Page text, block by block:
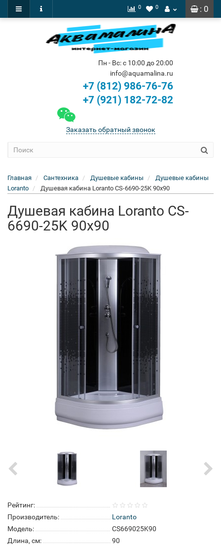
: 0
0 0
Пн - Вс: с 10:00 до 20:00
info@aquamalina.ru
+7 (812) 986-76-76
+7 (921) 182-72-82
Заказать обратный звонок
Главная Сантехника Душевые кабины
Душевые кабины
Loranto
Душевая кабина Loranto CS-6690-25K 90x90
Душевая кабина Loranto CS-
6690-25K 90x90
Рейтинг:
Производитель:
Loranto
Модель:
CS669025K90
Длина, см:
90